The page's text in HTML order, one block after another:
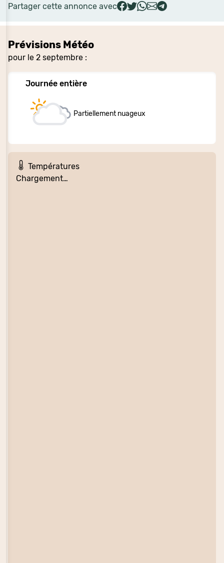
Prévisions Météo
pour le 2 septembre :
Journée entière
Partiellement nuageux
Températures
Chargement…
Partager cette annonce avec